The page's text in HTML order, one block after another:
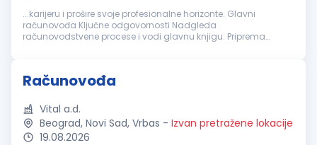
...karijeru i prošire svoje profesionalne horizonte. Glavni
računovođa Ključne odgovornosti Nadgleda
računovodstvene procese i vodi glavnu knjigu. Priprema
Računovođa
Vital a.d.
Beograd, Novi Sad, Vrbas - Izvan pretražene lokacije
19.08.2026